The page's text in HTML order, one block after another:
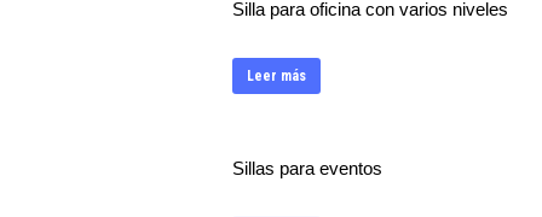
Silla para oficina con varios niveles
Leer más
Sillas para eventos